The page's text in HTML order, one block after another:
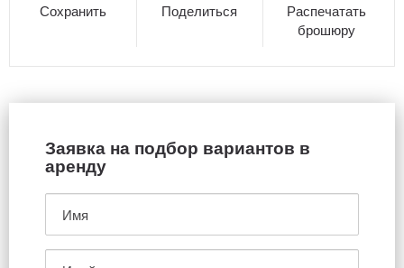
Сохранить Поделиться
Распечатать
брошюру
Заявка на подбор вариантов в
аренду